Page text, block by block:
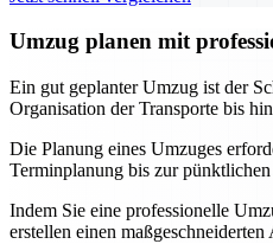
Umzug planen mit
Ein gut geplanter Umzug ist der
Organisation der Transporte bis
Die Planung eines Umzuges
Terminplanung bis zur
Indem Sie eine professionelle
erstellen einen